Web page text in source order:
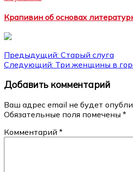
Крапивин об основах
Навигация
по
записям
Предыдущий: Старый слуга
Следующий: Три женщины в
Добавить комментарий
Ваш адрес email не будет
Обязательные поля помечены *
Комментарий *